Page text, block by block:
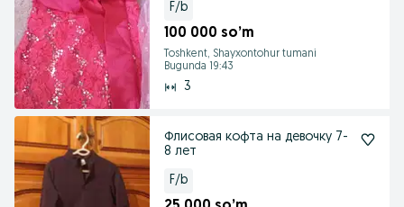
F/b
100 000 so’m
Toshkent, Shayxontohur tumani
Bugunda 19:43
3
Флисовая кофта на девочку 7-
8 лет
F/b